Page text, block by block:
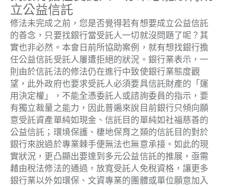
立公益信託
修法未完成之前，您是否覺得若有想要成立公益信託
的善念，只要找銀行當受託人一切就沒問題了呢？其
實也非必然。本會日前所協助案例，就有想找銀行擔
任公益信託受託人屢遭拒絕的狀況。銀行業表示，一
則由於信託法的修法仍在進行中致使銀行業態度觀
望，此外政府也要求受託人必須要具信託財產的「運
用決定權」，不能全憑委託人或諮詢委員的指示，要
有獨立裁量之能力，因此普遍來說目前銀行只傾向願
意受託資產單純如現金、信託目的單純如社福慈善的
公益信託；環境保護、棲地保育之類的信託目的對於
銀行來說過於專業棘手便無法也無意承接。如此的現
實狀況，更凸顯出要達到多元公益信託的推展，亟需
藉由稅法修法的通過，放寬受託人免稅資格，讓更多
銀行業以外如環保、文資專業的團體或單位願意加入